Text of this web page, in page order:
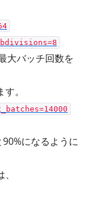
大バッチ回数を
。
になるように